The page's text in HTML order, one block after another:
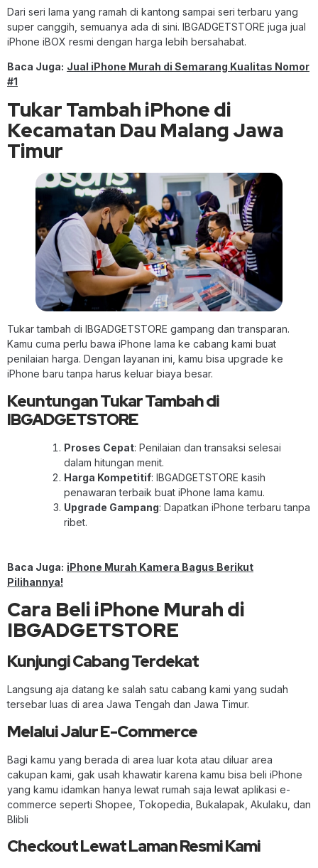
Dari seri lama yang ramah di kantong sampai seri terbaru yang
super canggih, semuanya ada di sini. IBGADGETSTORE juga jual
iPhone iBOX resmi dengan harga lebih bersahabat.
Baca Juga: Jual iPhone Murah di Semarang Kualitas Nomor
#1
Tukar Tambah iPhone di
Kecamatan Dau Malang Jawa
Timur
Tukar tambah di IBGADGETSTORE gampang dan transparan.
Kamu cuma perlu bawa iPhone lama ke cabang kami buat
penilaian harga. Dengan layanan ini, kamu bisa upgrade ke
iPhone baru tanpa harus keluar biaya besar.
Keuntungan Tukar Tambah di
IBGADGETSTORE
Proses Cepat: Penilaian dan transaksi selesai
dalam hitungan menit.
Harga Kompetitif: IBGADGETSTORE kasih
penawaran terbaik buat iPhone lama kamu.
Upgrade Gampang: Dapatkan iPhone terbaru tanpa
ribet.
Baca Juga: iPhone Murah Kamera Bagus Berikut
Pilihannya!
Cara Beli iPhone Murah di
IBGADGETSTORE
Kunjungi Cabang Terdekat
Langsung aja datang ke salah satu cabang kami yang sudah
tersebar luas di area Jawa Tengah dan Jawa Timur.
Melalui Jalur E-Commerce
Bagi kamu yang berada di area luar kota atau diluar area
cakupan kami, gak usah khawatir karena kamu bisa beli iPhone
yang kamu idamkan hanya lewat rumah saja lewat aplikasi e-
commerce seperti Shopee, Tokopedia, Bukalapak, Akulaku, dan
Blibli
Checkout Lewat Laman Resmi Kami